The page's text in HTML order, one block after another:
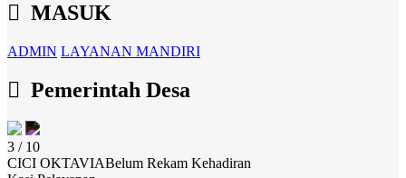
MASUK
ADMIN LAYANAN MANDIRI
Pemerintah Desa
3 / 10
CICI OKTAVIABelum Rekam Kehadiran